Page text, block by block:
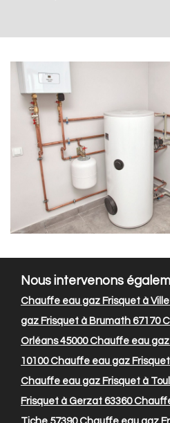
Nous intervenons
Chauffe eau gaz Frisquet à
gaz Frisquet à Brumath 67170
Orléans 45000Chauffe eau gaz
10100Chauffe eau gaz Frisquet
Chauffe eau gaz Frisquet à
Frisquet à Gerzat 63360